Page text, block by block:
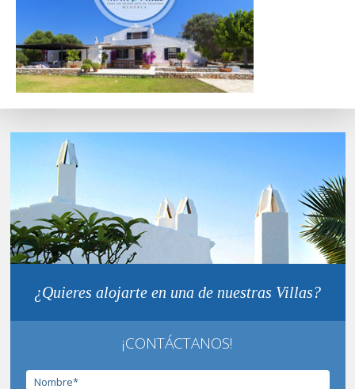
¿Quieres alojarte en una de nuestras Villas?
¡CONTÁCTANOS!